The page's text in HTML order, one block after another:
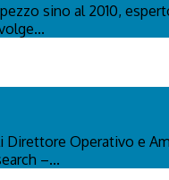
sino al 2010,
Operativo e
–...